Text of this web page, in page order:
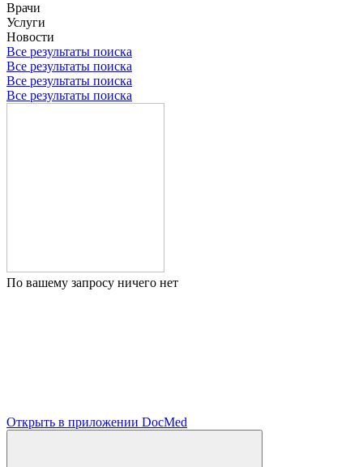
Врачи
Услуги
Новости
Все результаты поиска
Все результаты поиска
Все результаты поиска
Все результаты поиска
По вашему запросу ничего нет
Открыть в приложении DocMed